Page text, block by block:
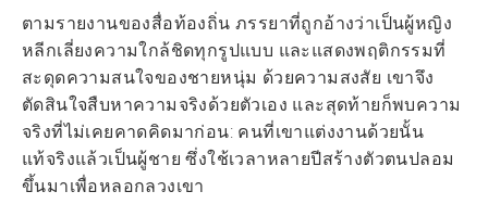
ตามรายงานของสื่อท้องถิ่น ภรรยาที่ถูกอ้างว่าเป็นผู้หญิง
หลีกเลี่ยงความใกล้ชิดทุกรูปแบบ และแสดงพฤติกรรมที่
สะดุดความสนใจของชายหนุ่ม ด้วยความสงสัย เขาจึง
ตัดสินใจสืบหาความจริงด้วยตัวเอง และสุดท้ายก็พบความ
จริงที่ไม่เคยคาดคิดมาก่อน: คนที่เขาแต่งงานด้วยนั้น
แท้จริงแล้วเป็นผู้ชาย ซึ่งใช้เวลาหลายปีสร้างตัวตนปลอม
ขึ้นมาเพื่อหลอกลวงเขา